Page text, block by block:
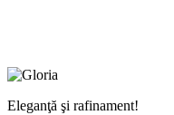
Eleganţă şi rafinament!